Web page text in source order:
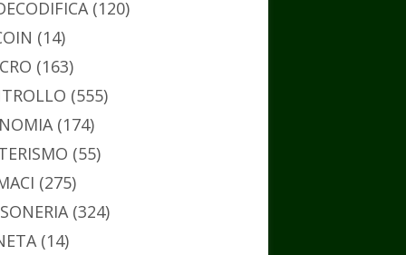
(120)
(14)
(163)
(555)
(174)
(55)
(275)
(324)
(14)